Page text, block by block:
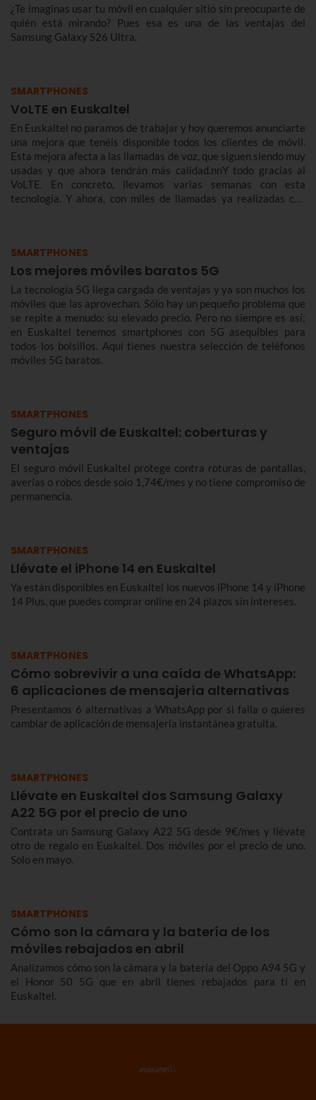
¿Te imaginas usar tu móvil en cualquier sitio sin preocuparte de
quién está mirando? Pues esa es una de las ventajas del
Samsung Galaxy S26 Ultra.
SMARTPHONES
VoLTE en Euskaltel
En Euskaltel no paramos de trabajar y hoy queremos anunciarte
una mejora que tenéis disponible todos los clientes de móvil.
Esta mejora afecta a las llamadas de voz, que siguen siendo muy
usadas y que ahora tendrán más calidad.nnY todo gracias al
VoLTE. En concreto, llevamos varias semanas con esta
tecnología. Y ahora, con miles de llamadas ya realizadas con
SMARTPHONES
Los mejores móviles baratos 5G
La tecnología 5G llega cargada de ventajas y ya son muchos los
móviles que las aprovechan. Sólo hay un pequeño problema que
se repite a menudo: su elevado precio. Pero no siempre es así;
en Euskaltel tenemos smartphones con 5G asequibles para
todos los bolsillos. Aquí tienes nuestra selección de teléfonos
móviles 5G baratos.
SMARTPHONES
Seguro móvil de Euskaltel: coberturas y
ventajas
El seguro móvil Euskaltel protege contra roturas de pantallas,
averías o robos desde solo 1,74€/mes y no tiene compromiso de
permanencia.
SMARTPHONES
Llévate el iPhone 14 en Euskaltel
Ya están disponibles en Euskaltel los nuevos iPhone 14 y iPhone
14 Plus, que puedes comprar online en 24 plazos sin intereses.
SMARTPHONES
Cómo sobrevivir a una caída de WhatsApp:
6 aplicaciones de mensajería alternativas
Presentamos 6 alternativas a WhatsApp por si falla o quieres
cambiar de aplicación de mensajería instantánea gratuita.
SMARTPHONES
Llévate en Euskaltel dos Samsung Galaxy
A22 5G por el precio de uno
Contrata un Samsung Galaxy A22 5G desde 9€/mes y llévate
otro de regalo en Euskaltel. Dos móviles por el precio de uno.
Solo en mayo.
SMARTPHONES
Cómo son la cámara y la batería de los
móviles rebajados en abril
Analizamos cómo son la cámara y la batería del Oppo A94 5G y
el Honor 50 5G que en abril tienes rebajados para ti en
Euskaltel.